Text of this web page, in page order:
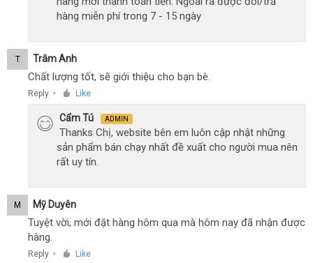
hàng miễn phí trong 7 - 15 ngày
T Trâm Anh
Chất lượng tốt, sẽ giới thiệu cho bạn bè.
Reply ● Like
Cẩm Tú ADMIN
Thanks Chị, website bên em luôn cập nhật những
sản phẩm bán chạy nhất đề xuất cho người mua nên
rất uy tín.
M Mỹ Duyên
Tuyệt vời, mới đặt hàng hôm qua mà hôm nay đã nhận được
hàng.
Reply ● Like